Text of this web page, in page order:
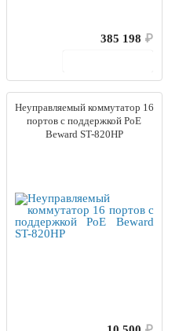
385 198 ₽
Неуправляемый коммутатор 16
портов с поддержкой PoE
Beward ST-820HP